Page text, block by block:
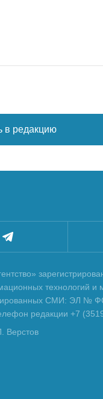
в редакцию
технологий и
СМИ: ЭЛ №
редакции +7
Верстов